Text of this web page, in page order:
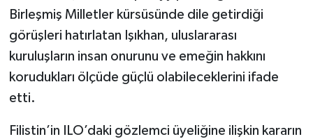
Birleşmiş Milletler kürsüsünde dile getirdiği
görüşleri hatırlatan Işıkhan, uluslararası
kuruluşların insan onurunu ve emeğin hakkını
korudukları ölçüde güçlü olabileceklerini ifade
etti.
Filistin’in ILO’daki gözlemci üyeliğine ilişkin kararın